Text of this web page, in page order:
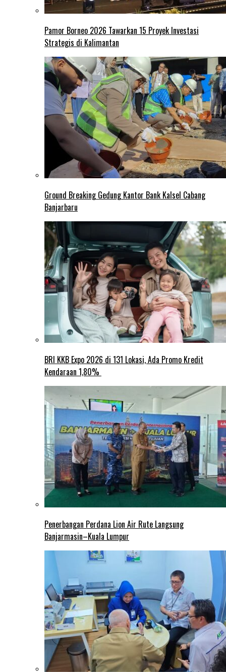
Pamor Borneo 2026 Tawarkan 15 Proyek Investasi
Strategis di Kalimantan
Ground Breaking Gedung Kantor Bank Kalsel Cabang
Banjarbaru
BRI KKB Expo 2026 di 131 Lokasi, Ada Promo Kredit
Kendaraan 1,80%
Penerbangan Perdana Lion Air Rute Langsung
Banjarmasin–Kuala Lumpur